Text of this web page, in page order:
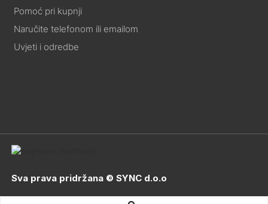
Pomoć pri kupnji
Naručite telefonom ili emailom
Uvjeti i odredbe
Sva prava pridržana © SYNC d.o.o